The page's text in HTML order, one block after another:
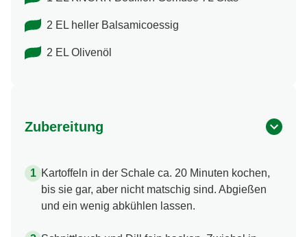
2 EL heller Balsamicoessig
2 EL Olivenöl
Zubereitung
Kartoffeln in der Schale ca. 20 Minuten kochen,
bis sie gar, aber nicht matschig sind. Abgießen
und ein wenig abkühlen lassen.